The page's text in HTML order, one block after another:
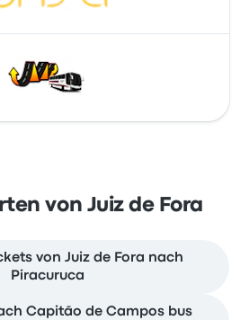
von Juiz de Fora
von Juiz de Fora nach
Piracuruca
Capitão de Campos bus